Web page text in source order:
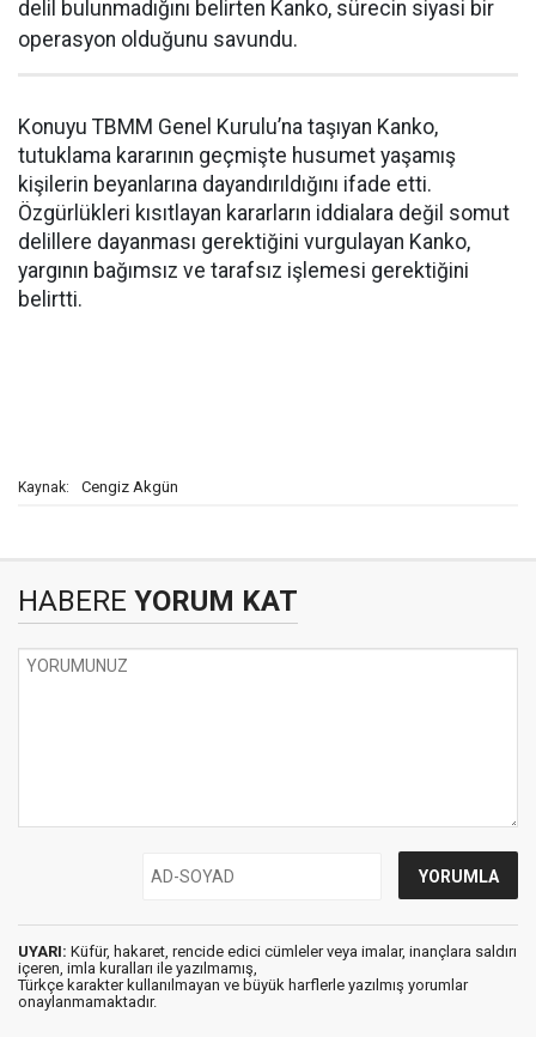
delil bulunmadığını belirten Kanko, sürecin siyasi bir
operasyon olduğunu savundu.
Konuyu TBMM Genel Kurulu’na taşıyan Kanko,
tutuklama kararının geçmişte husumet yaşamış
kişilerin beyanlarına dayandırıldığını ifade etti.
Özgürlükleri kısıtlayan kararların iddialara değil somut
delillere dayanması gerektiğini vurgulayan Kanko,
yargının bağımsız ve tarafsız işlemesi gerektiğini
belirtti.
Kaynak: Cengiz Akgün
HABERE YORUM KAT
UYARI: Küfür, hakaret, rencide edici cümleler veya imalar, inançlara saldırı
içeren, imla kuralları ile yazılmamış,
Türkçe karakter kullanılmayan ve büyük harflerle yazılmış yorumlar
onaylanmamaktadır.